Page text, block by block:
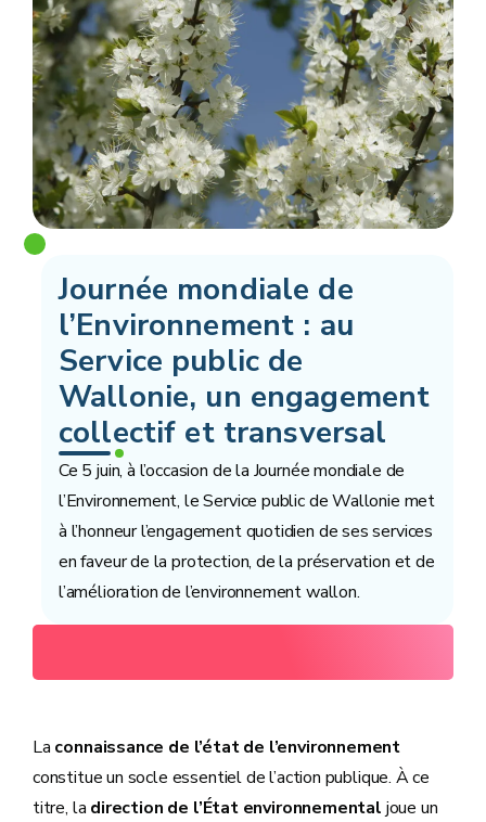
Journée mondiale de
l’Environnement : au
Service public de
Wallonie, un engagement
collectif et transversal
Ce 5 juin, à l’occasion de la Journée mondiale de
l’Environnement, le Service public de Wallonie met
à l’honneur l’engagement quotidien de ses services
en faveur de la protection, de la préservation et de
l’amélioration de l’environnement wallon.
La connaissance de l’état de l’environnement
constitue un socle essentiel de l’action publique. À ce
titre, la direction de l’État environnemental joue un